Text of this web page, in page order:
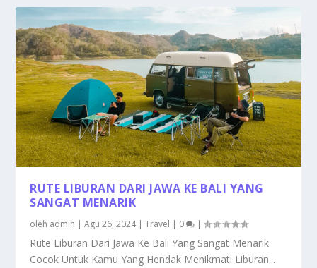
RUTE LIBURAN DARI JAWA KE BALI YANG
SANGAT MENARIK
oleh admin |Agu 26, 2024|Travel | 0 |
Rute Liburan Dari Jawa Ke Bali Yang Sangat Menarik
Cocok Untuk Kamu Yang Hendak Menikmati Liburan...